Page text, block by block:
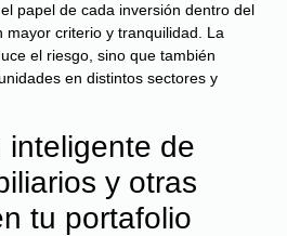
papel de cada inversión dentro del
mayor criterio y tranquilidad. La
el riesgo, sino que también
en distintos sectores y
inteligente de
y otras
tu portafolio